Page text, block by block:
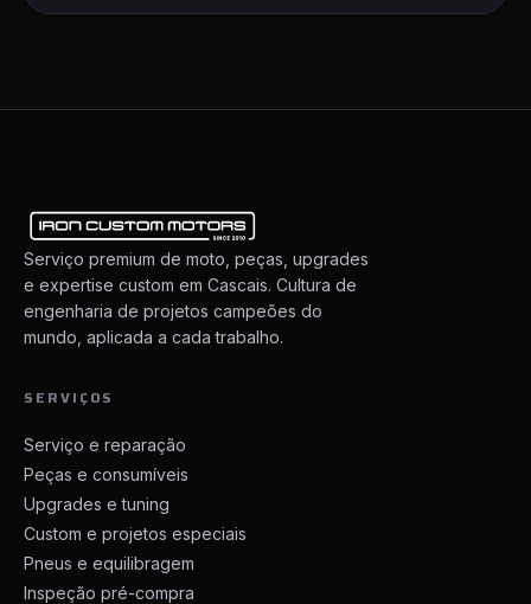
Serviço premium de moto, peças, upgrades
e expertise custom em Cascais. Cultura de
engenharia de projetos campeões do
mundo, aplicada a cada trabalho.
SERVIÇOS
Serviço e reparação
Peças e consumíveis
Upgrades e tuning
Custom e projetos especiais
Pneus e equilibragem
Inspeção pré-compra